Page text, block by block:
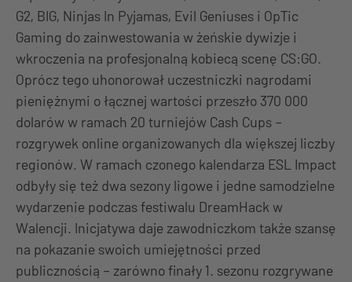
G2, BIG, Ninjas In Pyjamas, Evil Geniuses i OpTic
Gaming do zainwestowania w żeńskie dywizje i
wkroczenia na profesjonalną kobiecą scenę CS:GO.
Oprócz tego uhonorował uczestniczki nagrodami
pieniężnymi o łącznej wartości przeszło 370 000
dolarów w ramach 20 turniejów Cash Cups –
rozgrywek online organizowanych dla większej liczby
regionów. W ramach czonego kalendarza ESL Impact
odbyły się też dwa sezony ligowe i jedne samodzielne
wydarzenie podczas festiwalu DreamHack w
Walencji. Inicjatywa daje zawodniczkom także szansę
na pokazanie swoich umiejętności przed
publicznością – zarówno finały 1. sezonu rozgrywane